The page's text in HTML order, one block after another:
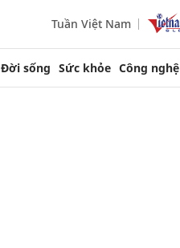
Tuần Việt Nam
Đời sống Sức khỏe Công nghệ